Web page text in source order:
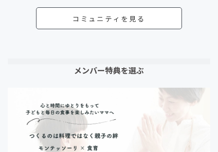
コミュニティを見る
メンバー特典を選ぶ